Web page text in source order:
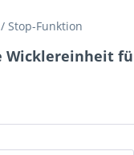
Stop-Funktion